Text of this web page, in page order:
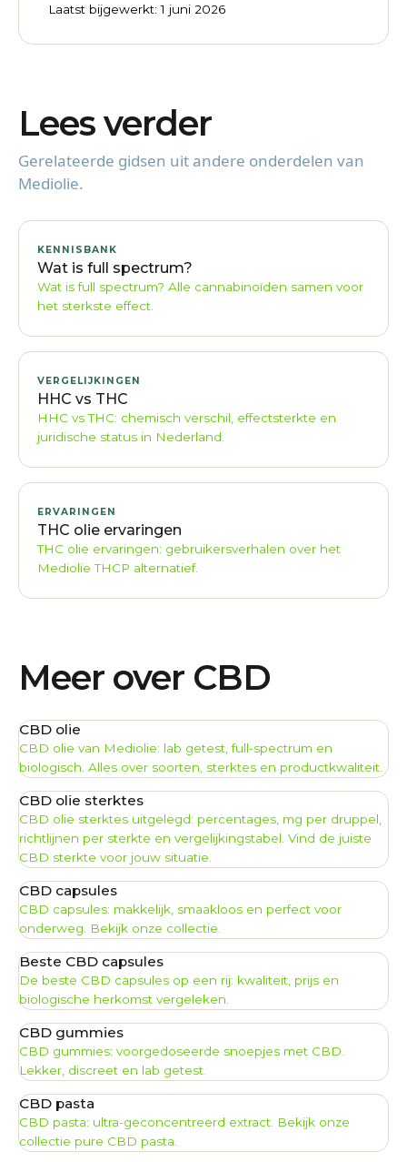
Laatst bijgewerkt: 1 juni 2026
Lees verder
Gerelateerde gidsen uit andere onderdelen van
Mediolie.
KENNISBANK
Wat is full spectrum?
Wat is full spectrum? Alle cannabinoïden samen voor
het sterkste effect.
VERGELIJKINGEN
HHC vs THC
HHC vs THC: chemisch verschil, effectsterkte en
juridische status in Nederland.
ERVARINGEN
THC olie ervaringen
THC olie ervaringen: gebruikersverhalen over het
Mediolie THCP alternatief.
Meer over CBD
CBD olie
CBD olie van Mediolie: lab getest, full-spectrum en
biologisch. Alles over soorten, sterktes en productkwaliteit.
CBD olie sterktes
CBD olie sterktes uitgelegd: percentages, mg per druppel,
richtlijnen per sterkte en vergelijkingstabel. Vind de juiste
CBD sterkte voor jouw situatie.
CBD capsules
CBD capsules: makkelijk, smaakloos en perfect voor
onderweg. Bekijk onze collectie.
Beste CBD capsules
De beste CBD capsules op een rij: kwaliteit, prijs en
biologische herkomst vergeleken.
CBD gummies
CBD gummies: voorgedoseerde snoepjes met CBD.
Lekker, discreet en lab getest.
CBD pasta
CBD pasta: ultra-geconcentreerd extract. Bekijk onze
collectie pure CBD pasta.